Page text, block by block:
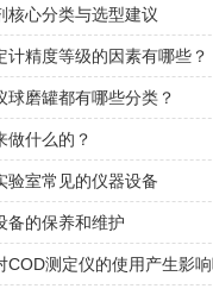
核心分类与选型建议
计精度等级的因素有哪些？
球磨罐都有哪些分类？
做什么的？
验室常见的仪器设备
备的保养和维护
COD测定仪的使用产生影响